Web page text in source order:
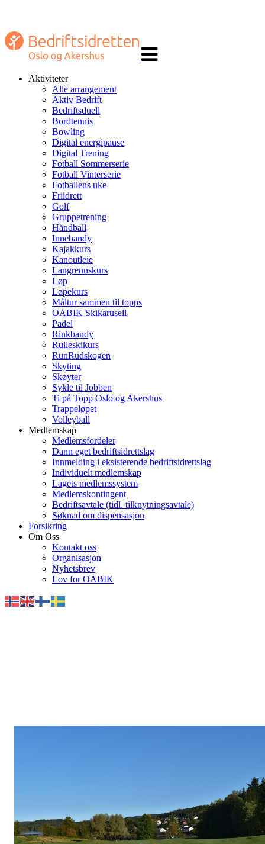
navigasjon
Aktiviteter
Alle arrangement
Aktiv Bedrift
Bedriftsduell
Bordtennis
Bowling
Digital energipause
Digital Trening
Fotball Sommerserie
Fotball Vinterserie
Fotballens uke
Friidrett
Golf
Gruppetrening
Håndball
Innebandy
Kajakkurs
Kanoutleie
Langrennskurs
Løp
Løpekurs
Måltur sammen til topps
OABIK Skikarusell
Padel
Rinkbandy
Rulleskikurs
RunRudskogen
Skyting
Skøyter
Sykle til Jobben
Ti på Topp Oslo og Akershus
Trappeløpet
Volleyball
Medlemskap
Medlemsfordeler
Dann eget bedriftsidrettslag
Innmelding i eksisterende bedriftsidrettslag
Individuelt medlemskap
Lagets medlemssystem
Medlemskontingent
Bedriftsavtale (tidl. tilknytningsavtale)
Søknad om dispensasjon
Forsikring
Om Oss
Kontakt oss
Organisasjon
Nyhetsbrev
Lov for OABIK